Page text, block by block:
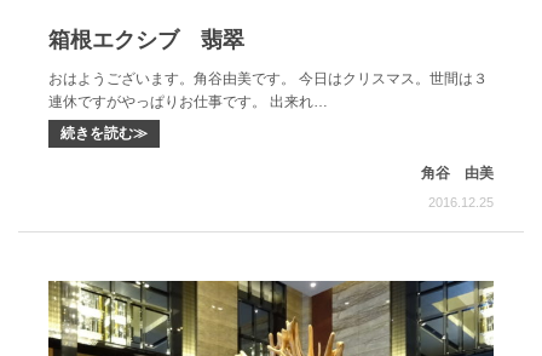
箱根エクシブ 翡翠
おはようございます。角谷由美です。 今日はクリスマス。世間は３
連休ですがやっぱりお仕事です。 出来れ…
続きを読む≫
角谷 由美
2016.12.25